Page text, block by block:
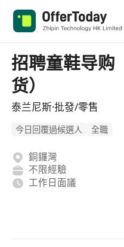
招聘童鞋导购
货）
泰兰尼斯·批發/零售
今日回覆過候選人 全職
銅鑼灣
不限經驗
工作日面議